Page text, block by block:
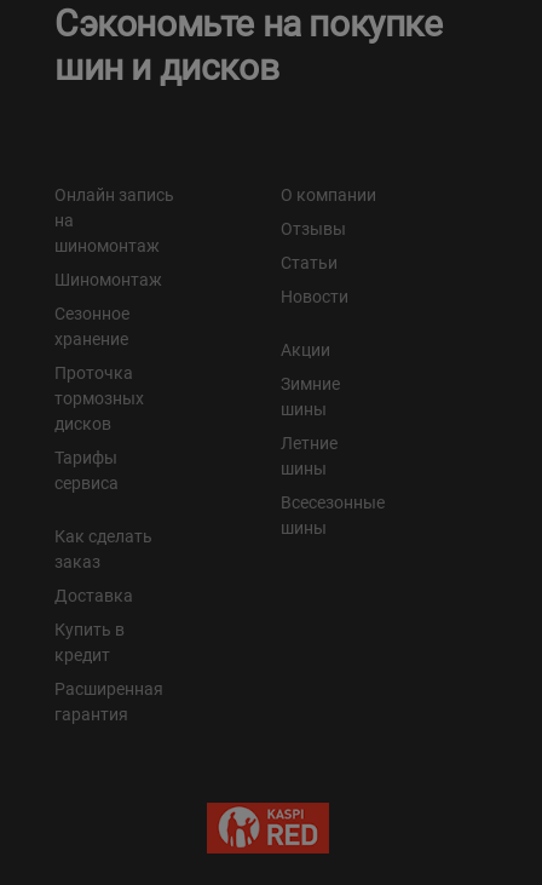
Сэкономьте на покупке
шин и дисков
Онлайн запись
на
шиномонтаж
Шиномонтаж
Сезонное
хранение
Проточка
тормозных
дисков
Тарифы
сервиса
Как сделать
заказ
Доставка
Купить в
кредит
Расширенная
гарантия
О компании
Отзывы
Статьи
Новости
Акции
Зимние
шины
Летние
шины
Всесезонные
шины